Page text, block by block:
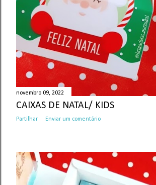
novembro 09, 2022
CAIXAS DE NATAL/ KIDS
Partilhar Enviar um comentário